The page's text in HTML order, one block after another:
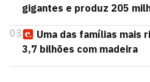
gigantes e produz 205
03
Uma das famílias mais
3,7 bilhões com madeira